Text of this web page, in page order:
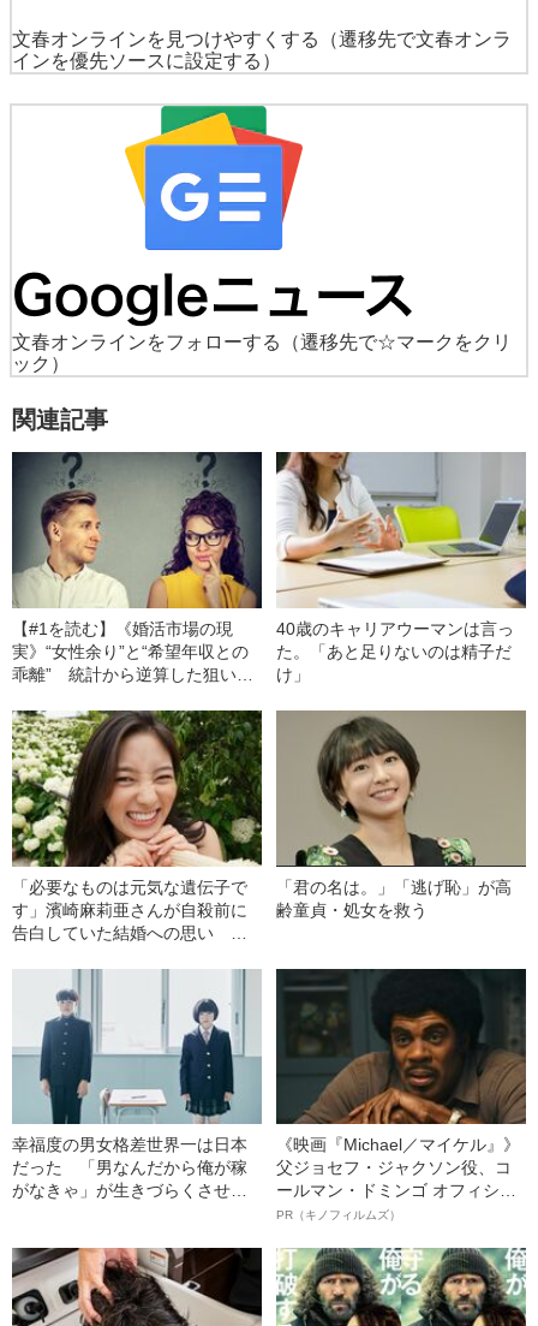
文春オンラインを見つけやすくする
（遷移先で文春オンラ
インを優先ソースに設定する）
文春オンラインをフォローする
（遷移先で☆マークをクリ
ック）
関連記事
【#1を読む】《婚活市場の現
実》“女性余り”と“希望年収との
乖離” 統計から逆算した狙い目
40歳のキャリアウーマンは言っ
た。「あと足りないのは精子だ
け」
「必要なものは元気な遺伝子で
す」濱崎麻莉亜さんが自殺前に
告白していた結婚への思い
「君の名は。」「逃げ恥」が高
齢童貞・処女を救う
幸福度の男女格差世界一は日本
だった 「男なんだから俺が稼
がなきゃ」が生きづらくさせて
《映画『Michael／マイケル』》
父ジョセフ・ジャクソン役、コ
ールマン・ドミンゴ オフィシャ
ルインタビュー“観客を魅了した
語る”《日本興収70億円突破》
PR（キノフィルムズ）